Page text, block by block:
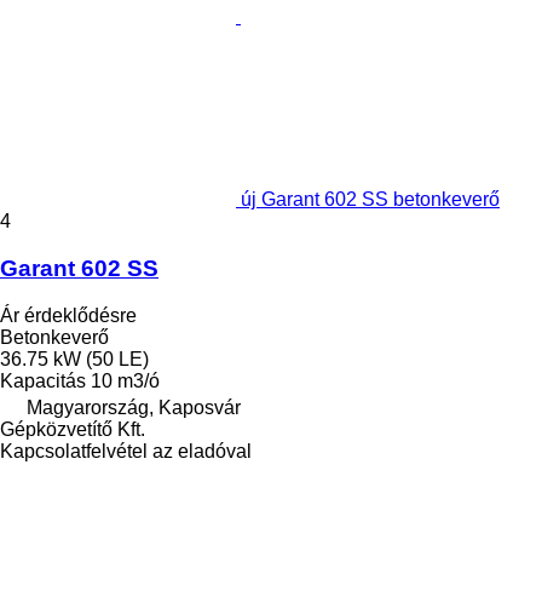
új Garant 602 SS betonkeverő
4
Garant 602 SS
Ár érdeklődésre
Betonkeverő
36.75 kW (50 LE)
Kapacitás 10 m3/ó
Magyarország, Kaposvár
Gépközvetítő Kft.
Kapcsolatfelvétel az eladóval